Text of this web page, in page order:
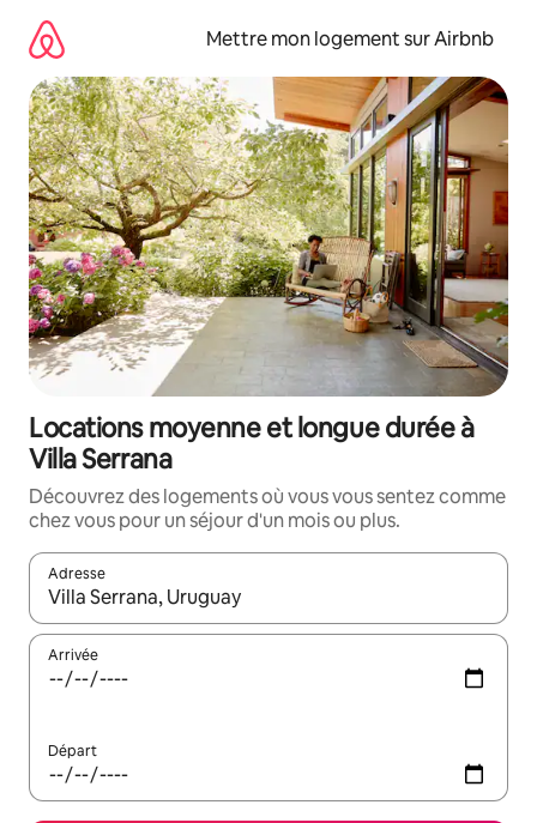
directement
contenu
Mettre mon logement sur Airbnb
Locations moyenne et longue durée à
Villa Serrana
Découvrez des logements où vous vous sentez comme
chez vous pour un séjour d'un mois ou plus.
Adresse
Lorsque les résultats s'affichent, utilisez les flèches vers le
Arrivée
Départ